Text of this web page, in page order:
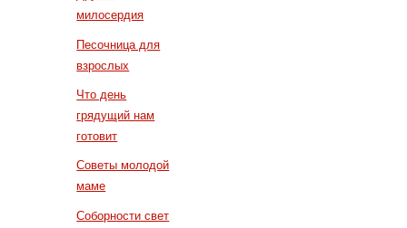
милосердия
Песочница для
взрослых
Что день
грядущий нам
готовит
Советы молодой
маме
Соборности свет